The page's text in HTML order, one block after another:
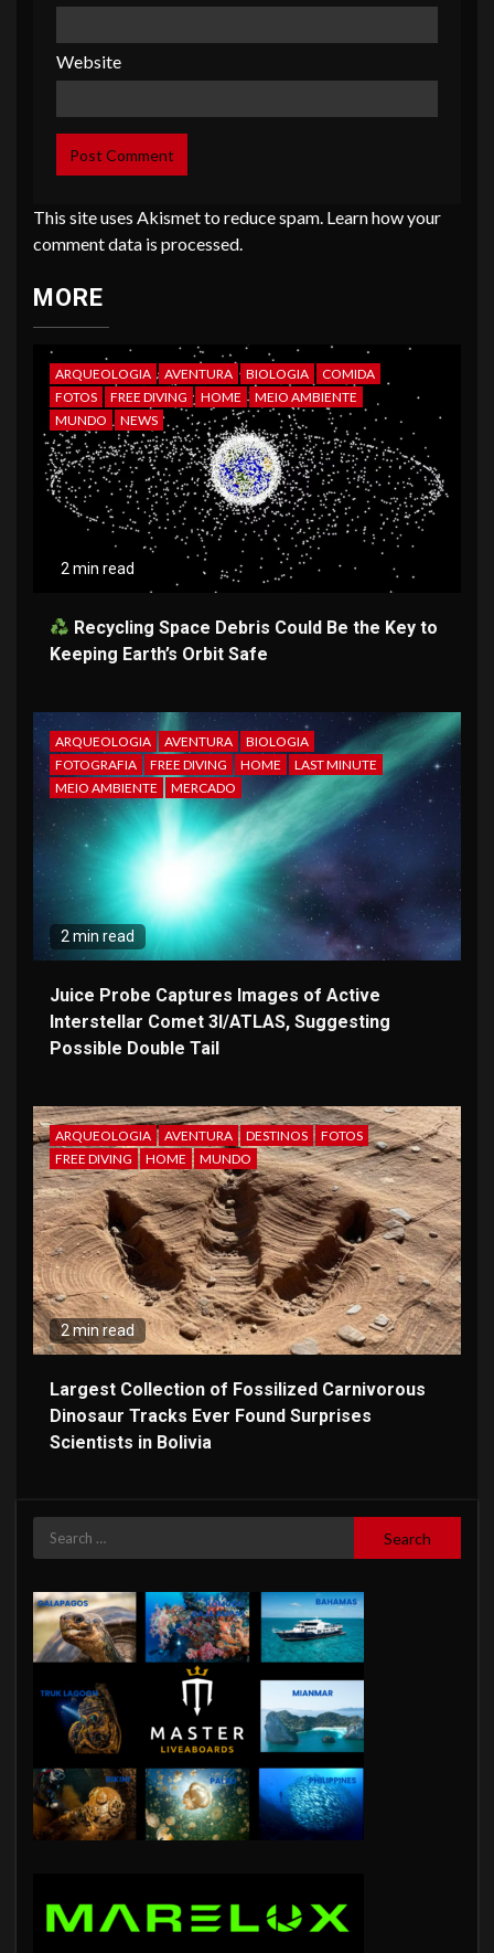
Website
This site uses Akismet to reduce spam. Learn how your
comment data is processed.
MORE
ARQUEOLOGIA AVENTURA BIOLOGIA
COMIDA
FOTOS
FREE DIVING HOME
MEIO AMBIENTE
MUNDO
NEWS
2 min read
Recycling Space Debris Could Be the Key to
Keeping Earth’s Orbit Safe
ARQUEOLOGIA AVENTURA
BIOLOGIA
FOTOGRAFIA
FREE DIVING HOME
LAST MINUTE
MEIO AMBIENTE
MERCADO
2 min read
Juice Probe Captures Images of Active
Interstellar Comet 3I/ATLAS, Suggesting
Possible Double Tail
ARQUEOLOGIA AVENTURA DESTINOS
FOTOS
FREE DIVING
HOME MUNDO
2 min read
Largest Collection of Fossilized Carnivorous
Dinosaur Tracks Ever Found Surprises
Scientists in Bolivia
Search
for: